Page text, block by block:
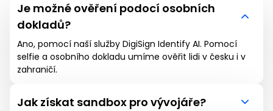
Je možné ověření podocí osobních
dokladů?
Ano, pomocí naší služby DigiSign Identify AI. Pomocí
selfie a osobního dokladu umíme ověřit lidi v česku i v
zahraničí.
Jak získat sandbox pro vývojáře?